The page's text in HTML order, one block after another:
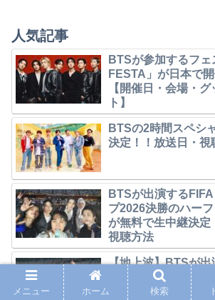
人気記事
BTSが参加するフェ
FESTA」が日本で開
【開催日・会場・
ト】
BTSの2時間スペシ
決定！！放送日・視
BTSが出演する
プ2026決勝のハー
が無料で生中継決定
視聴方法
【地上波】BTSが出
ールドカップ決勝の
ショーがNHKで放
メニュー ホーム 検索